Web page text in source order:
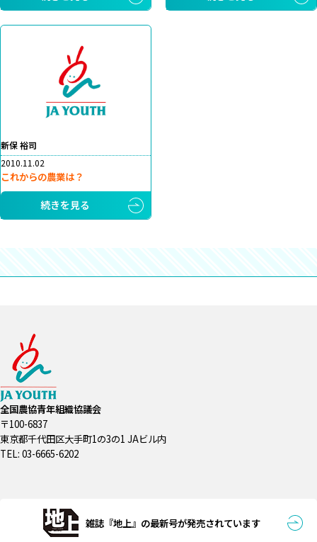
新保 裕司
2010.11.02
これからの農業は？
続きを見る
全国農協青年組織協議会
〒100-6837
東京都千代田区大手町1の3の1 JAビル内
TEL: 03-6665-6202
雑誌『地上』の最新号が発売されています